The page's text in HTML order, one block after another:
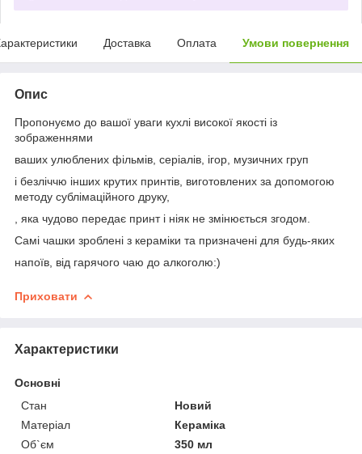
Доставка Оплата Умови повернення
Опис
Пропонуємо до вашої уваги кухлі високої якості із
зображеннями
ваших улюблених фільмів, серіалів, ігор, музичних груп
і безліччю інших крутих принтів, виготовлених за допомогою
методу сублімаційного друку,
, яка чудово передає принт і ніяк не змінюється згодом.
Самі чашки зроблені з кераміки та призначені для будь-яких
напоїв, від гарячого чаю до алкоголю:)
Приховати
Характеристики
Основні
Стан
Новий
Матеріал
Кераміка
Об`єм
350 мл